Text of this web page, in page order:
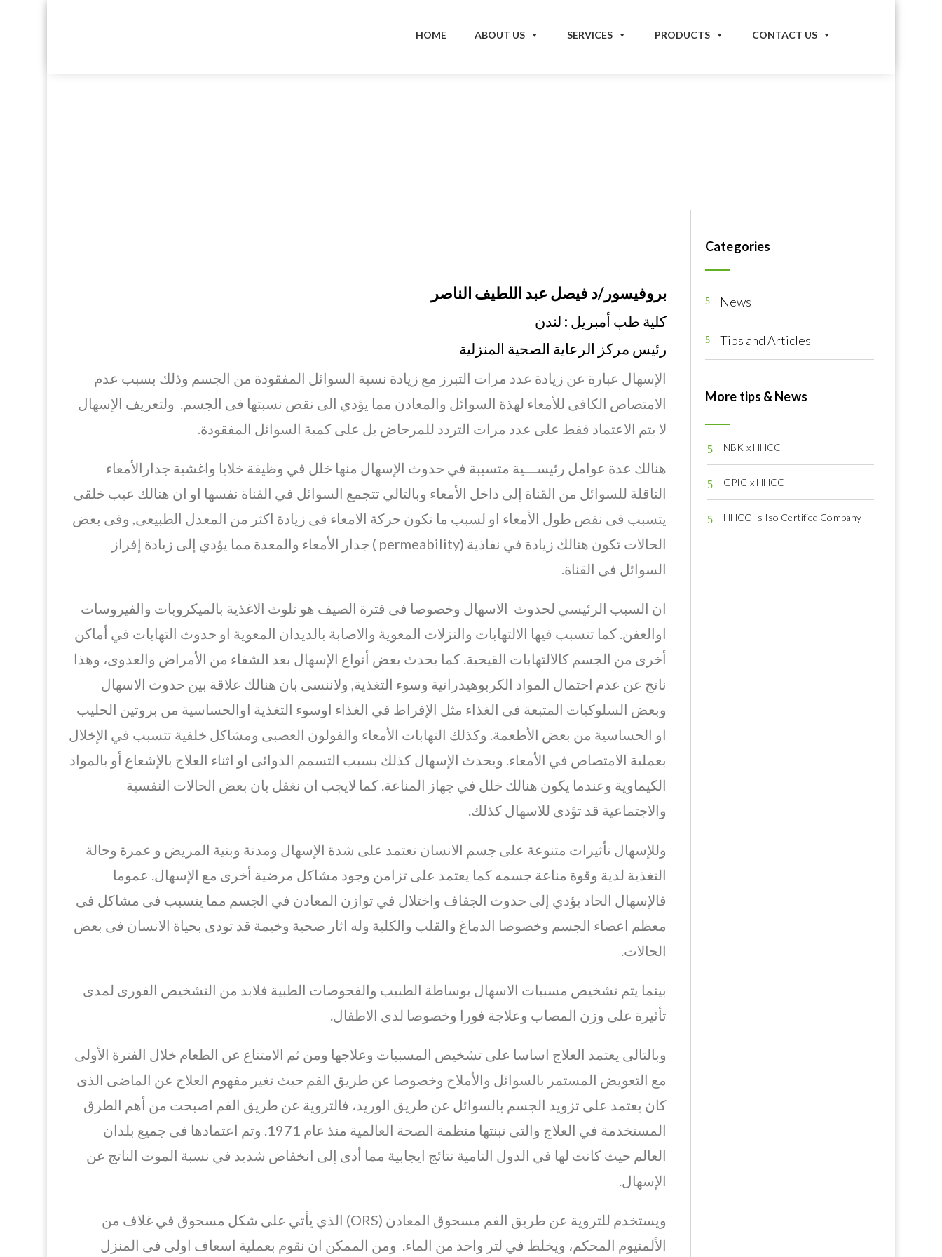
HOME ABOUT US SERVICES PRODUCTS CONTACT US
بروفيسور/د فيصل عبد اللطيف الناصر
كلية طب أمبريل : لندن
رئيس مركز الرعاية الصحية المنزلية
الإسهال عبارة عن زيادة عدد مرات التبرز مع زيادة نسبة السوائل المفقودة من الجسم وذلك بسبب عدم
الامتصاص الكافى للأمعاء لهذة السوائل والمعادن مما يؤدي الى نقص نسبتها فى الجسم. ولتعريف الإسهال
لا يتم الاعتماد فقط على عدد مرات التردد للمرحاض بل على كمية السوائل المفقودة.
هنالك عدة عوامل رئيســـية متسببة في حدوث الإسهال منها خلل في وظيفة خلايا واغشية جدارالأمعاء
الناقلة للسوائل من القناة إلى داخل الأمعاء وبالتالي تتجمع السوائل في القناة نفسها او ان هنالك عيب خلقى
يتسبب فى نقص طول الأمعاء او لسبب ما تكون حركة الامعاء فى زيادة اكثر من المعدل الطبيعى, وفى بعض
الحالات تكون هنالك زيادة في نفاذية (permeability ) جدار الأمعاء والمعدة مما يؤدي إلى زيادة إفراز
السوائل فى القناة.
ان السبب الرئيسي لحدوث الاسهال وخصوصا فى فترة الصيف هو تلوث الاغذية بالميكروبات والفيروسات
اوالعفن. كما تتسبب فيها الالتهابات والنزلات المعوية والاصابة بالديدان المعوية او حدوث التهابات في أماكن
أخرى من الجسم كالالتهابات القيحية. كما يحدث بعض أنواع الإسهال بعد الشفاء من الأمراض والعدوى، وهذا
ناتج عن عدم احتمال المواد الكربوهيدراتية وسوء التغذية, ولاننسى بان هنالك علاقة بين حدوث الاسهال
وبعض السلوكيات المتبعة فى الغذاء مثل الإفراط في الغذاء اوسوء التغذية اوالحساسية من بروتين الحليب
او الحساسية من بعض الأطعمة. وكذلك التهابات الأمعاء والقولون العصبى ومشاكل خلقية تتسبب في الإخلال
بعملية الامتصاص في الأمعاء. ويحدث الإسهال كذلك بسبب التسمم الدوائى او اثناء العلاج بالإشعاع أو بالمواد
الكيماوية وعندما يكون هنالك خلل في جهاز المناعة. كما لايجب ان نغفل بان بعض الحالات النفسية
والاجتماعية قد تؤدى للاسهال كذلك.
وللإسهال تأثيرات متنوعة على جسم الانسان تعتمد على شدة الإسهال ومدتة وبنية المريض و عمرة وحالة
التغذية لدية وقوة مناعة جسمه كما يعتمد على تزامن وجود مشاكل مرضية أخرى مع الإسهال. عموما
فالإسهال الحاد يؤدي إلى حدوث الجفاف واختلال في توازن المعادن في الجسم مما يتسبب فى مشاكل فى
معظم اعضاء الجسم وخصوصا الدماغ والقلب والكلية وله اثار صحية وخيمة قد تودى بحياة الانسان فى بعض
الحالات.
بينما يتم تشخيص مسببات الاسهال بوساطة الطبيب والفحوصات الطبية فلابد من التشخيص الفورى لمدى
تأثيرة على وزن المصاب وعلاجة فورا وخصوصا لدى الاطفال.
وبالتالى يعتمد العلاج اساسا على تشخيص المسببات وعلاجها ومن ثم الامتناع عن الطعام خلال الفترة الأولى
مع التعويض المستمر بالسوائل والأملاح وخصوصا عن طريق الفم حيث تغير مفهوم العلاج عن الماضى الذى
كان يعتمد على تزويد الجسم بالسوائل عن طريق الوريد، فالتروية عن طريق الفم اصبحت من أهم الطرق
المستخدمة في العلاج والتى تبنتها منظمة الصحة العالمية منذ عام 1971. وتم اعتمادها فى جميع بلدان
العالم حيث كانت لها في الدول النامية نتائج ايجابية مما أدى إلى انخفاض شديد في نسبة الموت الناتج عن
الإسهال.
ويستخدم للتروية عن طريق الفم مسحوق المعادن (ORS) الذي يأتي على شكل مسحوق في غلاف من
الألمنيوم المحكم، ويخلط في لتر واحد من الماء. ومن الممكن ان نقوم بعملية اسعاف اولى فى المنزل
Categories
5 News
5 Tips and Articles
More tips & News
5 NBK x HHCC
5 GPIC x HHCC
5 HHCC Is Iso Certified Company